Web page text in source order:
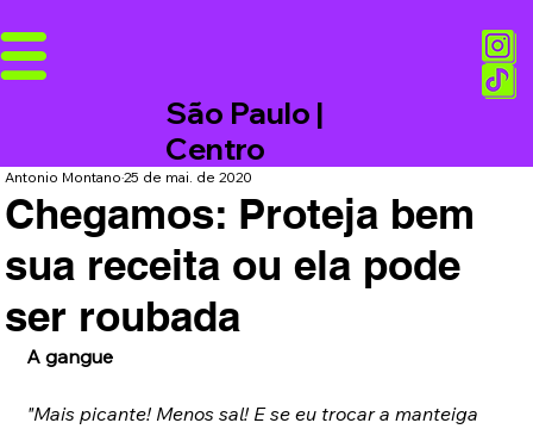
São Paulo |
Centro
Chegamos: Proteja bem
sua receita ou ela pode
ser roubada
Antonio Montano25 de mai. de 2020
A gangue
"Mais picante! Menos sal! E se eu trocar a manteiga